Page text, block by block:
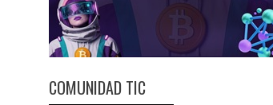
COMUNIDAD TIC